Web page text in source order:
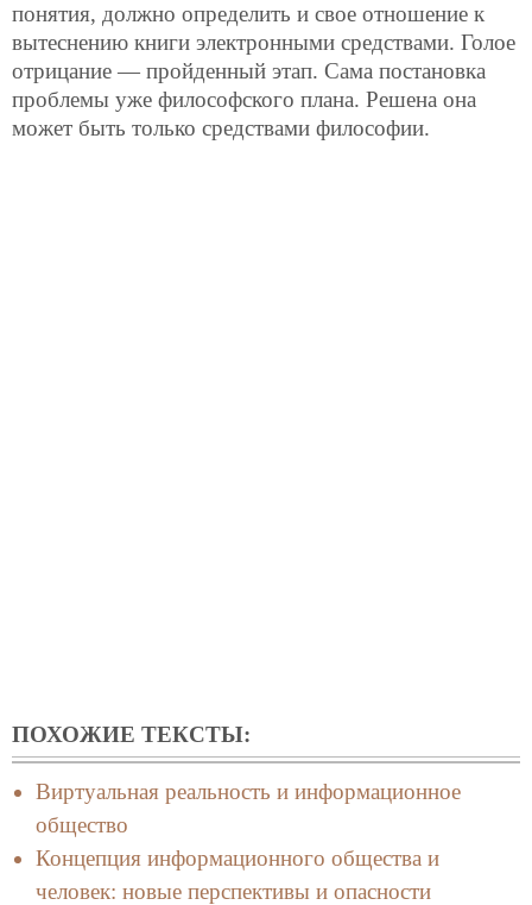
понятия, должно определить и свое отношение к
вытеснению книги электронными средствами. Голое
отрицание — пройденный этап. Сама постановка
проблемы уже философского плана. Решена она
может быть только средствами философии.
ПОХОЖИЕ ТЕКСТЫ:
Виртуальная реальность и информационное
общество
Концепция информационного общества и
человек: новые перспективы и опасности